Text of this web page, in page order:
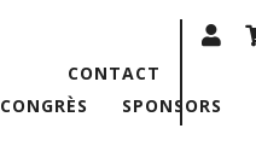
CONGRÈS SPONSORS
CONTACT